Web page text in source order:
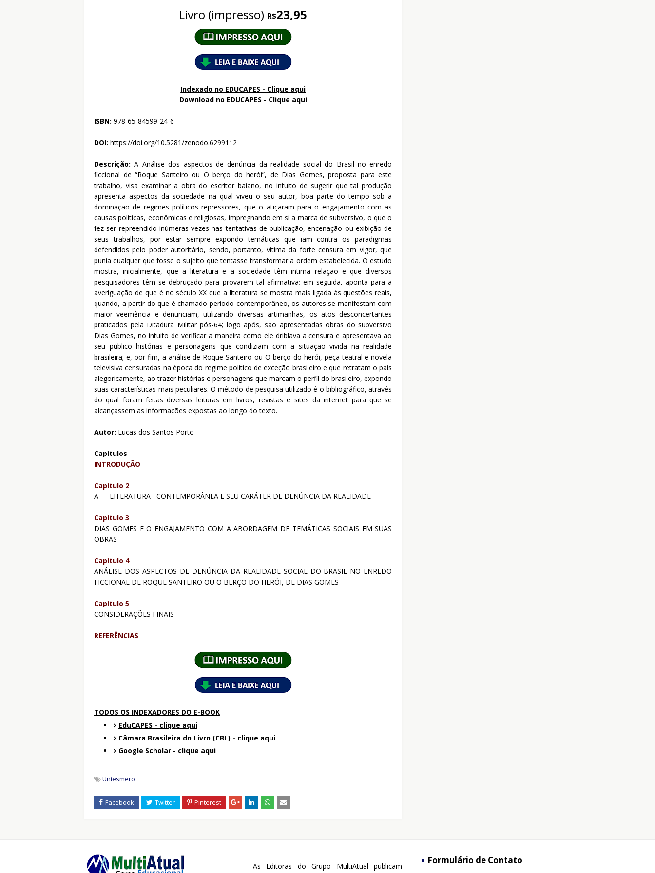
Livro (impresso) R$23,95
Indexado no EDUCAPES - Clique aqui
Download no EDUCAPES - Clique aqui
ISBN: 978-65-84599-24-6
DOI: https://doi.org/10.5281/zenodo.6299112
Descrição:A Análise dos aspectos de denúncia da realidade social do Brasil no enredo
ficcional de “Roque Santeiro ou O berço do herói”, de Dias Gomes, proposta para este
trabalho, visa examinar a obra do escritor baiano, no intuito de sugerir que tal produção
apresenta aspectos da sociedade na qual viveu o seu autor, boa parte do tempo sob a
dominação de regimes políticos repressores, que o atiçaram para o engajamento com as
causas políticas, econômicas e religiosas, impregnando em si a marca de subversivo, o que o
fez ser repreendido inúmeras vezes nas tentativas de publicação, encenação ou exibição de
seus trabalhos, por estar sempre expondo temáticas que iam contra os paradigmas
defendidos pelo poder autoritário, sendo, portanto, vítima da forte censura em vigor, que
punia qualquer que fosse o sujeito que tentasse transformar a ordem estabelecida. O estudo
mostra, inicialmente, que a literatura e a sociedade têm intima relação e que diversos
pesquisadores têm se debruçado para provarem tal afirmativa; em seguida, aponta para a
averiguação de que é no século XX que a literatura se mostra mais ligada às questões reais,
quando, a partir do que é chamado período contemporâneo, os autores se manifestam com
maior veemência e denunciam, utilizando diversas artimanhas, os atos desconcertantes
praticados pela Ditadura Militar pós-64; logo após, são apresentadas obras do subversivo
Dias Gomes, no intuito de verificar a maneira como ele driblava a censura e apresentava ao
seu público histórias e personagens que condiziam com a situação vivida na realidade
brasileira; e, por fim, a análise de Roque Santeiro ou O berço do herói, peça teatral e novela
televisiva censuradas na época do regime político de exceção brasileiro e que retratam o país
alegoricamente, ao trazer histórias e personagens que marcam o perfil do brasileiro, expondo
suas características mais peculiares. O método de pesquisa utilizado é o bibliográfico, através
do qual foram feitas diversas leituras em livros, revistas e sites da internet para que se
alcançassem as informações expostas ao longo do texto.
Autor: Lucas dos Santos Porto
Capítulos
INTRODUÇÃO
Capítulo 2
A
LITERATURA CONTEMPORÂNEA E SEU CARÁTER DE DENÚNCIA DA REALIDADE
Capítulo 3
DIAS GOMES E O ENGAJAMENTO COM A ABORDAGEM DE TEMÁTICAS SOCIAIS EM SUAS
OBRAS
Capítulo 4
ANÁLISE DOS ASPECTOS DE DENÚNCIA DA REALIDADE SOCIAL DO BRASIL NO ENREDO
FICCIONAL DE ROQUE SANTEIRO OU O BERÇO DO HERÓI, DE DIAS GOMES
Capítulo 5
CONSIDERAÇÕES FINAIS
REFERÊNCIAS
TODOS OS INDEXADORES DO E-BOOK
EduCAPES - clique aqui
Câmara Brasileira do Livro (CBL) - clique aqui
Google Scholar - clique aqui
Uniesmero
As Editoras do Grupo MultiAtual publicam
Formulário de Contato